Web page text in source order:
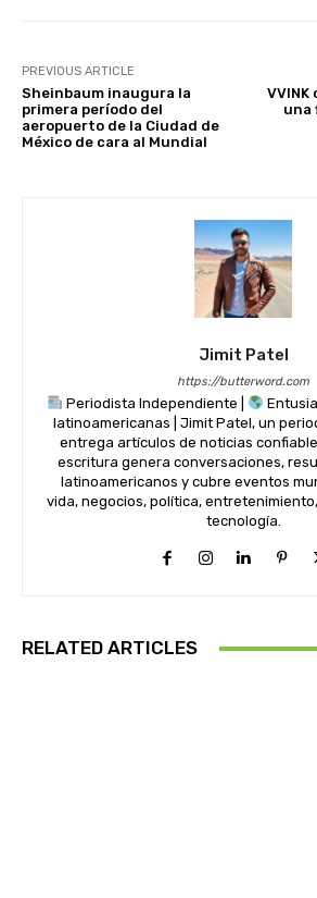
PREVIOUS ARTICLE
Sheinbaum inaugura la
primera período del
aeropuerto de la Ciudad de
México de cara al Mundial
una
Jimit Patel
https://butterword.com
Periodista Independiente |
latinoamericanas | Jimit Patel, un
entrega artículos de noticias
escritura genera conversaciones,
latinoamericanos y cubre eventos
vida, negocios, política,
tecnología.
RELATED ARTICLES